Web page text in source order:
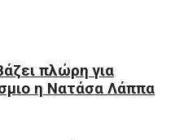
πλώρη για
η Νατάσα Λάππα